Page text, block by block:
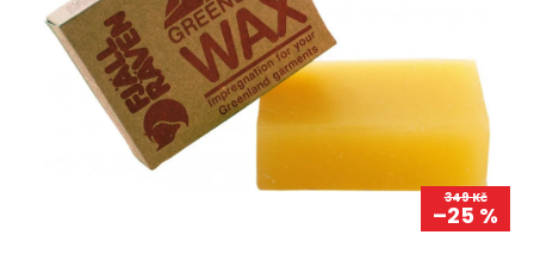
349 Kč
–25 %